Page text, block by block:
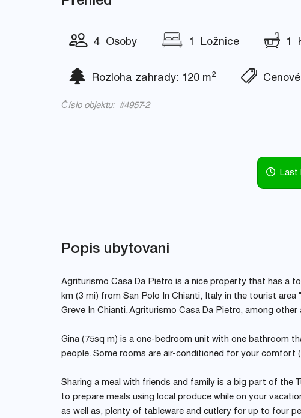
4 Osoby 1 Ložnice 1
Rozloha zahrady: 120 m2
Číslo objektu: #4957-2
Last
Popis ubytovani
Agriturismo Casa Da Pietro is a nice property that has a
km (3 mi) from San Polo In Chianti, Italy in the tourist
Greve In Chianti. Agriturismo Casa Da Pietro, among
Gina (75sq m) is a one-bedroom unit with one bathroom
people. Some rooms are air-conditioned for your comfort
Sharing a meal with friends and family is a big part of the
to prepare meals using local produce while on your
as well as, plenty of tableware and cutlery for up to four